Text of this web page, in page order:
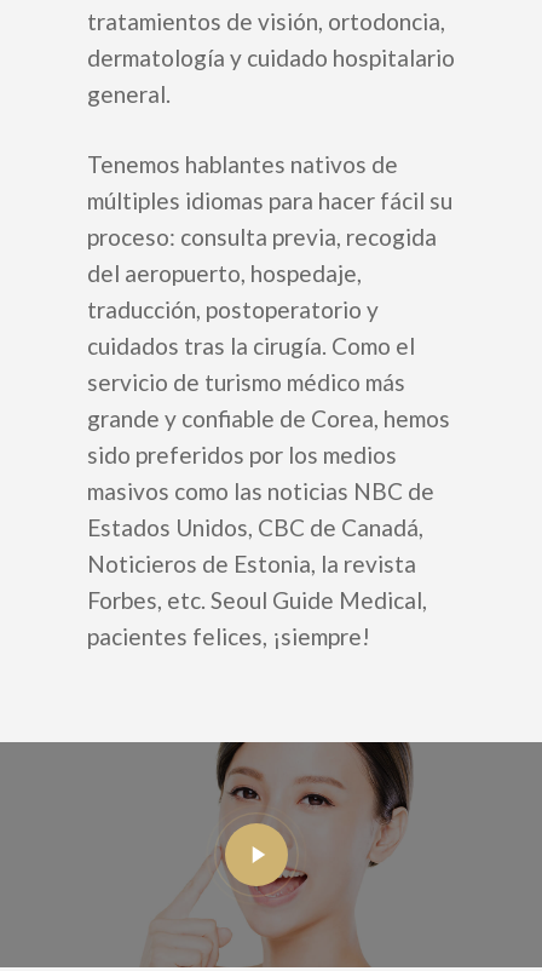
tratamientos de visión, ortodoncia,
dermatología y cuidado hospitalario
general.
Tenemos hablantes nativos de
múltiples idiomas para hacer fácil su
proceso: consulta previa, recogida
del aeropuerto, hospedaje,
traducción, postoperatorio y
cuidados tras la cirugía. Como el
servicio de turismo médico más
grande y confiable de Corea, hemos
sido preferidos por los medios
masivos como las noticias NBC de
Estados Unidos, CBC de Canadá,
Noticieros de Estonia, la revista
Forbes, etc. Seoul Guide Medical,
pacientes felices, ¡siempre!